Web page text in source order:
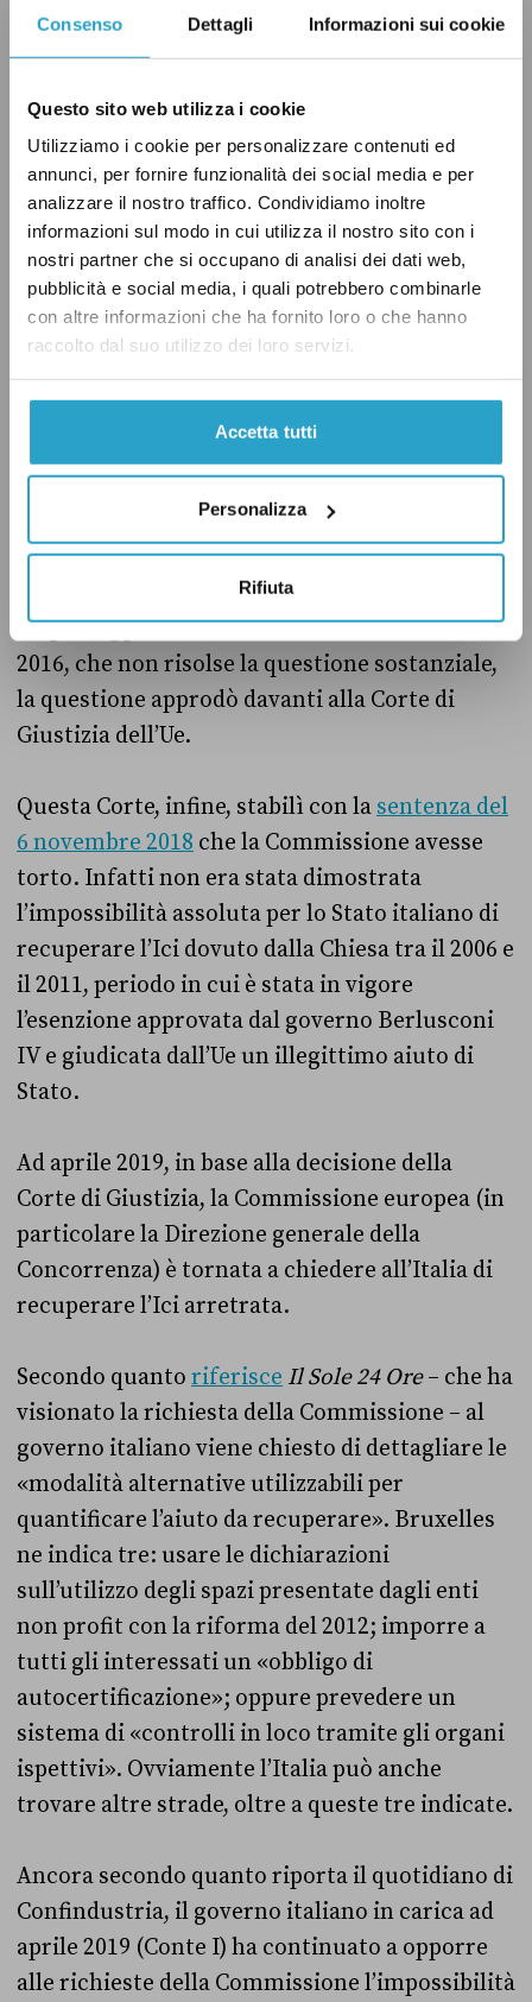
Consenso Dettagli Informazioni sui cookie
Questo sito web utilizza i cookie
Utilizziamo i cookie per personalizzare contenuti ed
annunci, per fornire funzionalità dei social media e per
analizzare il nostro traffico. Condividiamo inoltre
informazioni sul modo in cui utilizza il nostro sito con i
nostri partner che si occupano di analisi dei dati web,
pubblicità e social media, i quali potrebbero combinarle
con altre informazioni che ha fornito loro o che hanno
raccolto dal suo utilizzo dei loro servizi.
Accetta tutti
Personalizza
Rifiuta
esenzioni dall’Ici per i beni della Chiesa è stata
esaminata, nel corso degli anni, anche
La Commissione europea, dopo anni di ricorsi
e indagini, stabilìnel 2012 che il regime di
esenzione approvato dal governo Berlusconi
nel 2005, e in vigore tra il 2006 e il 2011,
costituisse un aiuto di Stato illegittimo,
rispetto al diritto comunitario, ma che fosse
oggettivamente impossibile per l’Italia
Contro questa decisione fecero ricorso alcuni
privati, in particolare il gestore di un bed &
breakfast e una scuola montessoriana. Dopo
un passaggio davanti al Tribunale dell’Ue nel
2016, che non risolse la questione sostanziale,
la questione approdò davanti alla Corte di
Giustizia dell’Ue.
Questa Corte, infine, stabilì con la sentenza del
6 novembre 2018 che la Commissione avesse
torto. Infatti non era stata dimostrata
l’impossibilità assoluta per lo Stato italiano di
recuperare l’Ici dovuto dalla Chiesa tra il 2006 e
il 2011, periodo in cui è stata in vigore
l’esenzione approvata dal governo Berlusconi
IV e giudicata dall’Ue un illegittimo aiuto di
Stato.
Ad aprile 2019, in base alla decisione della
Corte di Giustizia, la Commissione europea (in
particolare la Direzione generale della
Concorrenza) è tornata a chiedere all’Italia di
recuperare l’Ici arretrata.
Secondo quanto riferisce Il Sole 24 Ore– che ha
visionato la richiesta della Commissione – al
governo italiano viene chiesto di dettagliare le
«modalità alternative utilizzabili per
quantificare l’aiuto da recuperare». Bruxelles
ne indica tre: usare le dichiarazioni
sull’utilizzo degli spazi presentate dagli enti
non profit con la riforma del 2012; imporre a
tutti gli interessati un «obbligo di
autocertificazione»; oppure prevedere un
sistema di «controlli in loco tramite gli organi
ispettivi». Ovviamente l’Italia può anche
trovare altre strade, oltre a queste tre indicate.
Ancora secondo quanto riporta il quotidiano di
Confindustria, il governo italiano in carica ad
aprile 2019 (Conte I) ha continuato a opporre
alle richieste della Commissione l’impossibilità